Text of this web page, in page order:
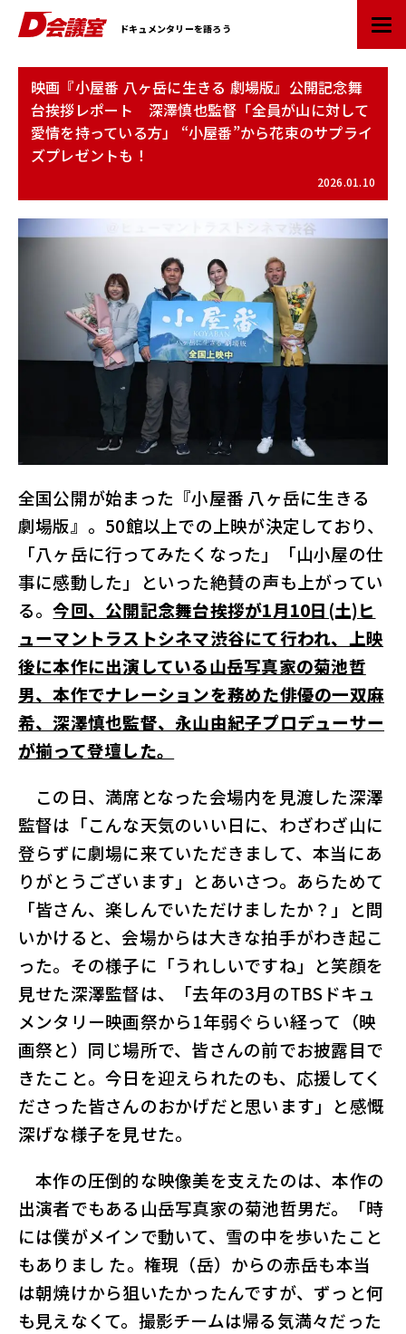
D
会
ポ
イ
ドキュメンタリーを語ろう
映画『小屋番 八ヶ岳に生きる 劇場版』公開記念舞
台挨拶レポート 深澤慎也監督「全員が山に対して
愛情を持っている方」 “小屋番”から花束のサプライ
ズプレゼントも！
2026.01.10
全国公開が始まった『小屋番 八ヶ岳に生きる
劇場版』。50館以上での上映が決定しており、
「八ヶ岳に行ってみたくなった」「山小屋の仕
事に感動した」といった絶賛の声も上がってい
る。今回、公開記念舞台挨拶が1月10日(土)ヒ
ューマントラストシネマ渋谷にて行われ、上映
後に本作に出演している山岳写真家の菊池哲
男、本作でナレーションを務めた俳優の一双麻
希、深澤慎也監督、永山由紀子プロデューサー
が揃って登壇した。
この日、満席となった会場内を見渡した深澤
監督は「こんな天気のいい日に、わざわざ山に
登らずに劇場に来ていただきまして、本当にあ
りがとうございます」とあいさつ。あらためて
「皆さん、楽しんでいただけましたか？」と問
いかけると、会場からは大きな拍手がわき起こ
った。その様子に「うれしいですね」と笑顔を
見せた深澤監督は、「去年の3月のTBSドキュ
メンタリー映画祭から1年弱ぐらい経って（映
画祭と）同じ場所で、皆さんの前でお披露目で
きたこと。今日を迎えられたのも、応援してく
ださった皆さんのおかげだと思います」と感慨
深げな様子を見せた。
本作の圧倒的な映像美を支えたのは、本作の
出演者でもある山岳写真家の菊池哲男だ。「時
には僕がメインで動いて、雪の中を歩いたこと
もありまし た。権現（岳）からの赤岳も本当
は朝焼けから狙いたかったんですが、ずっと何
も見えなくて。撮影チームは帰る気満々だった